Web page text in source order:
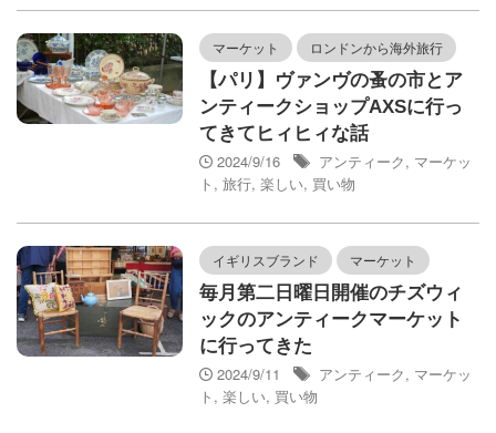
マーケット ロンドンから海外旅行
【パリ】ヴァンヴの蚤の市とア
ンティークショップAXSに行っ
てきてヒィヒィな話
2024/9/16
アンティーク, マーケッ
ト , 旅行, 楽しい, 買い物
イギリスブランド マーケット
毎月第二日曜日開催のチズウィ
ックのアンティークマーケット
に行ってきた
2024/9/11
アンティーク, マーケッ
ト , 楽しい, 買い物